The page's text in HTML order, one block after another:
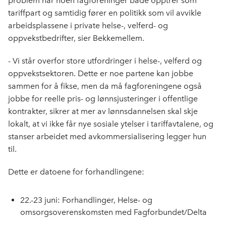
tariffpart og samtidig fører en politikk som vil avvikle
arbeidsplassene i private helse-, velferd- og
oppvekstbedrifter, sier Bekkemellem.
- Vi står overfor store utfordringer i helse-, velferd og
oppvekstsektoren. Dette er noe partene kan jobbe
sammen for å fikse, men da må fagforeningene også
jobbe for reelle pris- og lønnsjusteringer i offentlige
kontrakter, sikrer at mer av lønnsdannelsen skal skje
lokalt, at vi ikke får nye sosiale ytelser i tariffavtalene, og
stanser arbeidet med avkommersialisering legger hun
til.
Dette er datoene for forhandlingene:
22.-23 juni: Forhandlinger, Helse- og
omsorgsoverenskomsten med Fagforbundet/Delta